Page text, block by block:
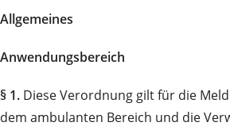
Allgemeines
Anwendungsbereich
§ 1. Diese Verordnung gilt für die
dem ambulanten Bereich und die